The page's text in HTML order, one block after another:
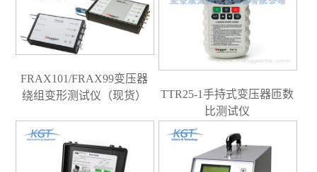
FRAX101/FRAX99变压器
绕组变形测试仪（现货）
TTR25-1手持式变压器匝数
比测试仪